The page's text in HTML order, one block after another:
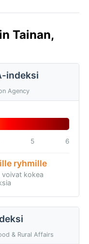
Tainan,
indeksi
Agency
5 6
ryhmille
voivat kokea
& Rural Affairs